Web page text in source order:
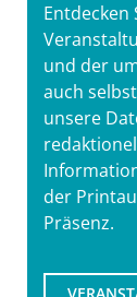
Entdecken
und der
auch
unsere
der
Präsenz.